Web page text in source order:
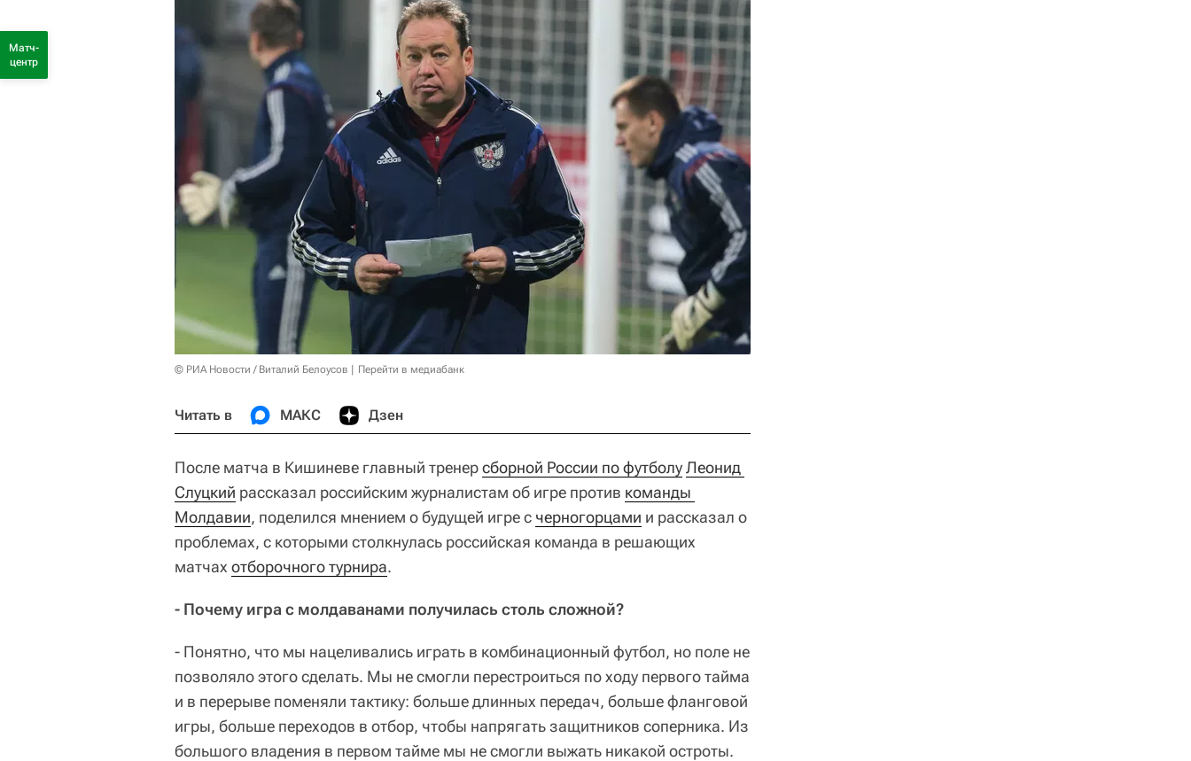
© РИА Новости / Виталий Белоусов Перейти в медиабанк
Читать в МАКС Дзен
После матча в Кишиневе главный тренерсборной России по футболуЛеонид
Слуцкий рассказал российским журналистам об игре против команды
Молдавии, поделился мнением о будущей игре с черногорцами и рассказал о
проблемах, с которыми столкнулась российская команда в решающих
матчах отборочного турнира.
- Почему игра с молдаванами получилась столь сложной?
- Понятно, что мы нацеливались играть в комбинационный футбол, но поле не
позволяло этого сделать. Мы не смогли перестроиться по ходу первого тайма
и в перерыве поменяли тактику: больше длинных передач, больше фланговой
игры, больше переходов в отбор, чтобы напрягать защитников соперника. Из
большого владения в первом тайме мы не смогли выжать никакой остроты.
Матч-
центр